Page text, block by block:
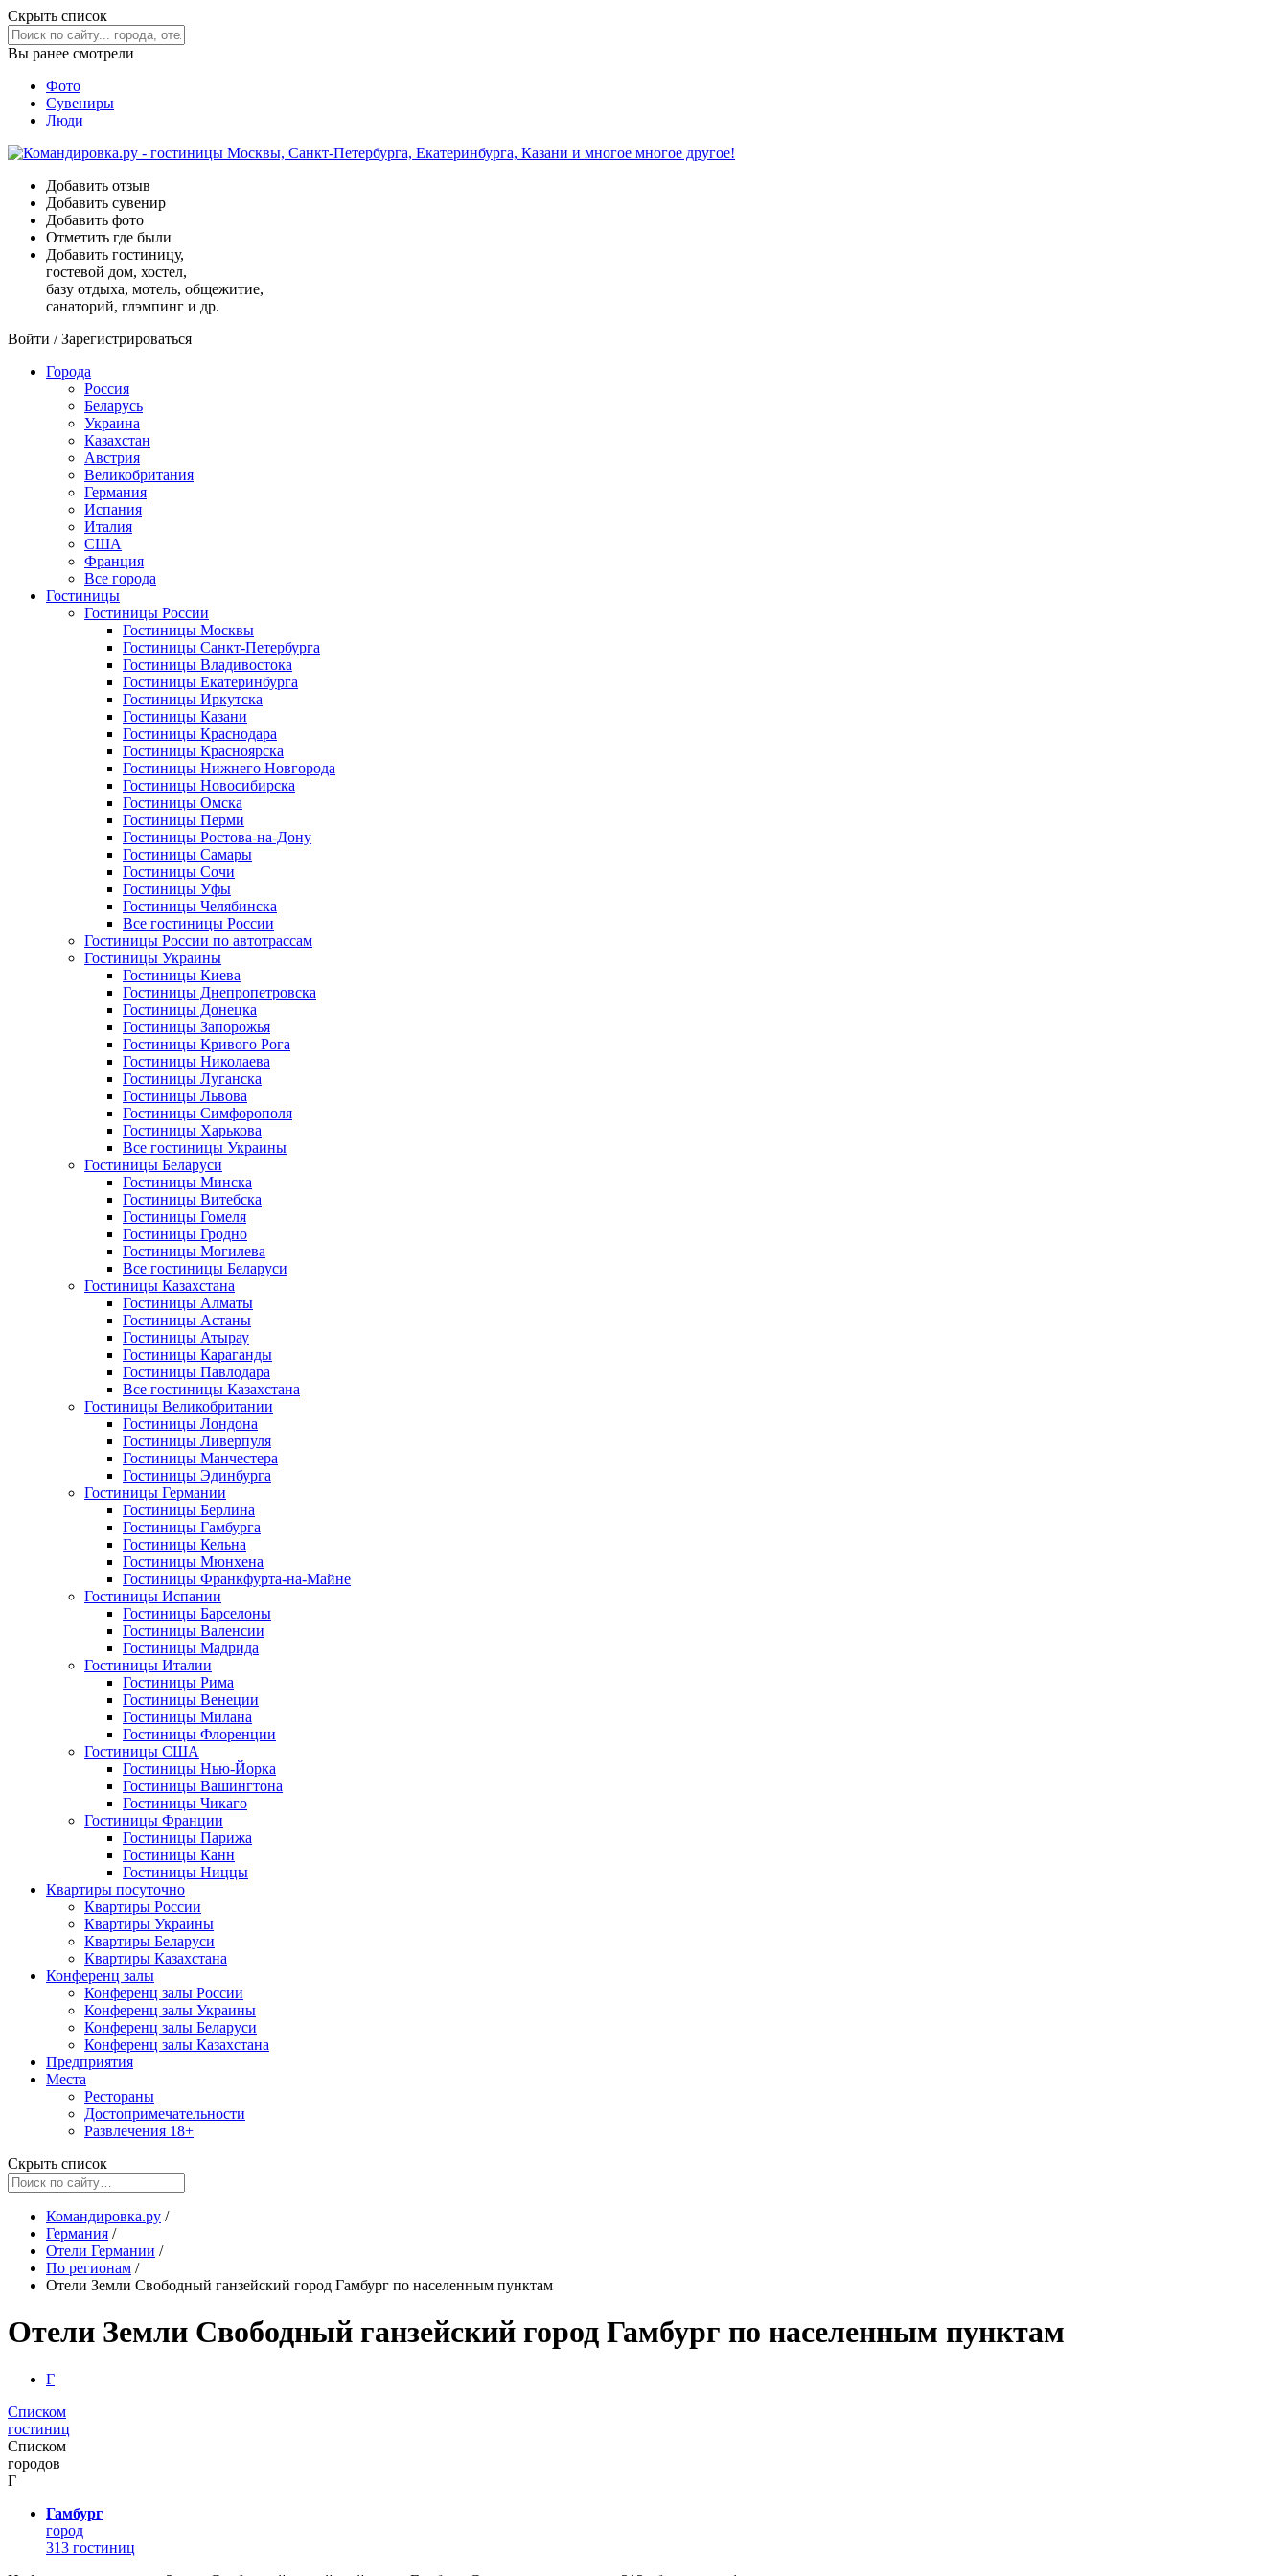
Скрыть список
Вы ранее смотрели
Фото
Сувениры
Люди
Добавить отзыв
Добавить сувенир
Добавить фото
Отметить где были
Добавить гостиницу,
гостевой дом, хостел,
базу отдыха, мотель, общежитие,
санаторий, глэмпинг и др.
Войти /Зарегистрироваться
Города
Россия
Беларусь
Украина
Казахстан
Австрия
Великобритания
Германия
Испания
Италия
США
Франция
Все города
Гостиницы
Гостиницы России
Гостиницы Mосквы
Гостиницы Санкт-Петербурга
Гостиницы Владивостока
Гостиницы Екатеринбурга
Гостиницы Иркутска
Гостиницы Казани
Гостиницы Краснодара
Гостиницы Красноярска
Гостиницы Нижнего Новгорода
Гостиницы Новосибирска
Гостиницы Омска
Гостиницы Перми
Гостиницы Ростова-на-Дону
Гостиницы Самары
Гостиницы Сочи
Гостиницы Уфы
Гостиницы Челябинска
Все гостиницы России
Гостиницы России по автотрассам
Гостиницы Украины
Гостиницы Киева
Гостиницы Днепропетровска
Гостиницы Донецка
Гостиницы Запорожья
Гостиницы Кривого Рога
Гостиницы Николаева
Гостиницы Луганска
Гостиницы Львова
Гостиницы Симфорополя
Гостиницы Харькова
Все гостиницы Украины
Гостиницы Беларуси
Гостиницы Минска
Гостиницы Витебска
Гостиницы Гомеля
Гостиницы Гродно
Гостиницы Могилева
Все гостиницы Беларуси
Гостиницы Казахстана
Гостиницы Алматы
Гостиницы Астаны
Гостиницы Атырау
Гостиницы Караганды
Гостиницы Павлодара
Все гостиницы Казахстана
Гостиницы Великобритании
Гостиницы Лондона
Гостиницы Ливерпуля
Гостиницы Манчестера
Гостиницы Эдинбурга
Гостиницы Германии
Гостиницы Берлина
Гостиницы Гамбурга
Гостиницы Кельна
Гостиницы Мюнхена
Гостиницы Франкфурта-на-Майне
Гостиницы Испании
Гостиницы Барселоны
Гостиницы Валенсии
Гостиницы Мадрида
Гостиницы Италии
Гостиницы Рима
Гостиницы Венеции
Гостиницы Милана
Гостиницы Флоренции
Гостиницы США
Гостиницы Нью-Йорка
Гостиницы Вашингтона
Гостиницы Чикаго
Гостиницы Франции
Гостиницы Парижа
Гостиницы Канн
Гостиницы Ниццы
Квартиры посуточно
Квартиры России
Квартиры Украины
Квартиры Беларуси
Квартиры Казахстана
Конференц залы
Конференц залы России
Конференц залы Украины
Конференц залы Беларуси
Конференц залы Казахстана
Предприятия
Места
Рестораны
Достопримечательности
Развлечения 18+
Скрыть список
Командировка.ру /
Германия /
Отели Германии /
По регионам /
Отели Земли Свободный ганзейский город Гамбург по населенным пунктам
Отели Земли Свободный ганзейский город Гамбург по населенным пунктам
Г
Списком
гостиниц
Списком
городов
Г
Гамбург
город
313 гостиниц